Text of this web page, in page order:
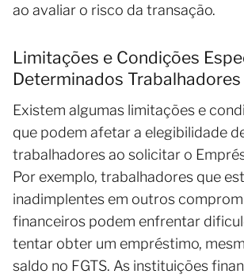
ao avaliar o risco da transação.
Limitações e Condições
Determinados Trabalhadores
Existem algumas limitações e
que podem afetar a elegibilidade
trabalhadores ao solicitar o
Por exemplo, trabalhadores que
inadimplentes em outros
financeiros podem enfrentar
tentar obter um empréstimo,
saldo no FGTS. As instituições